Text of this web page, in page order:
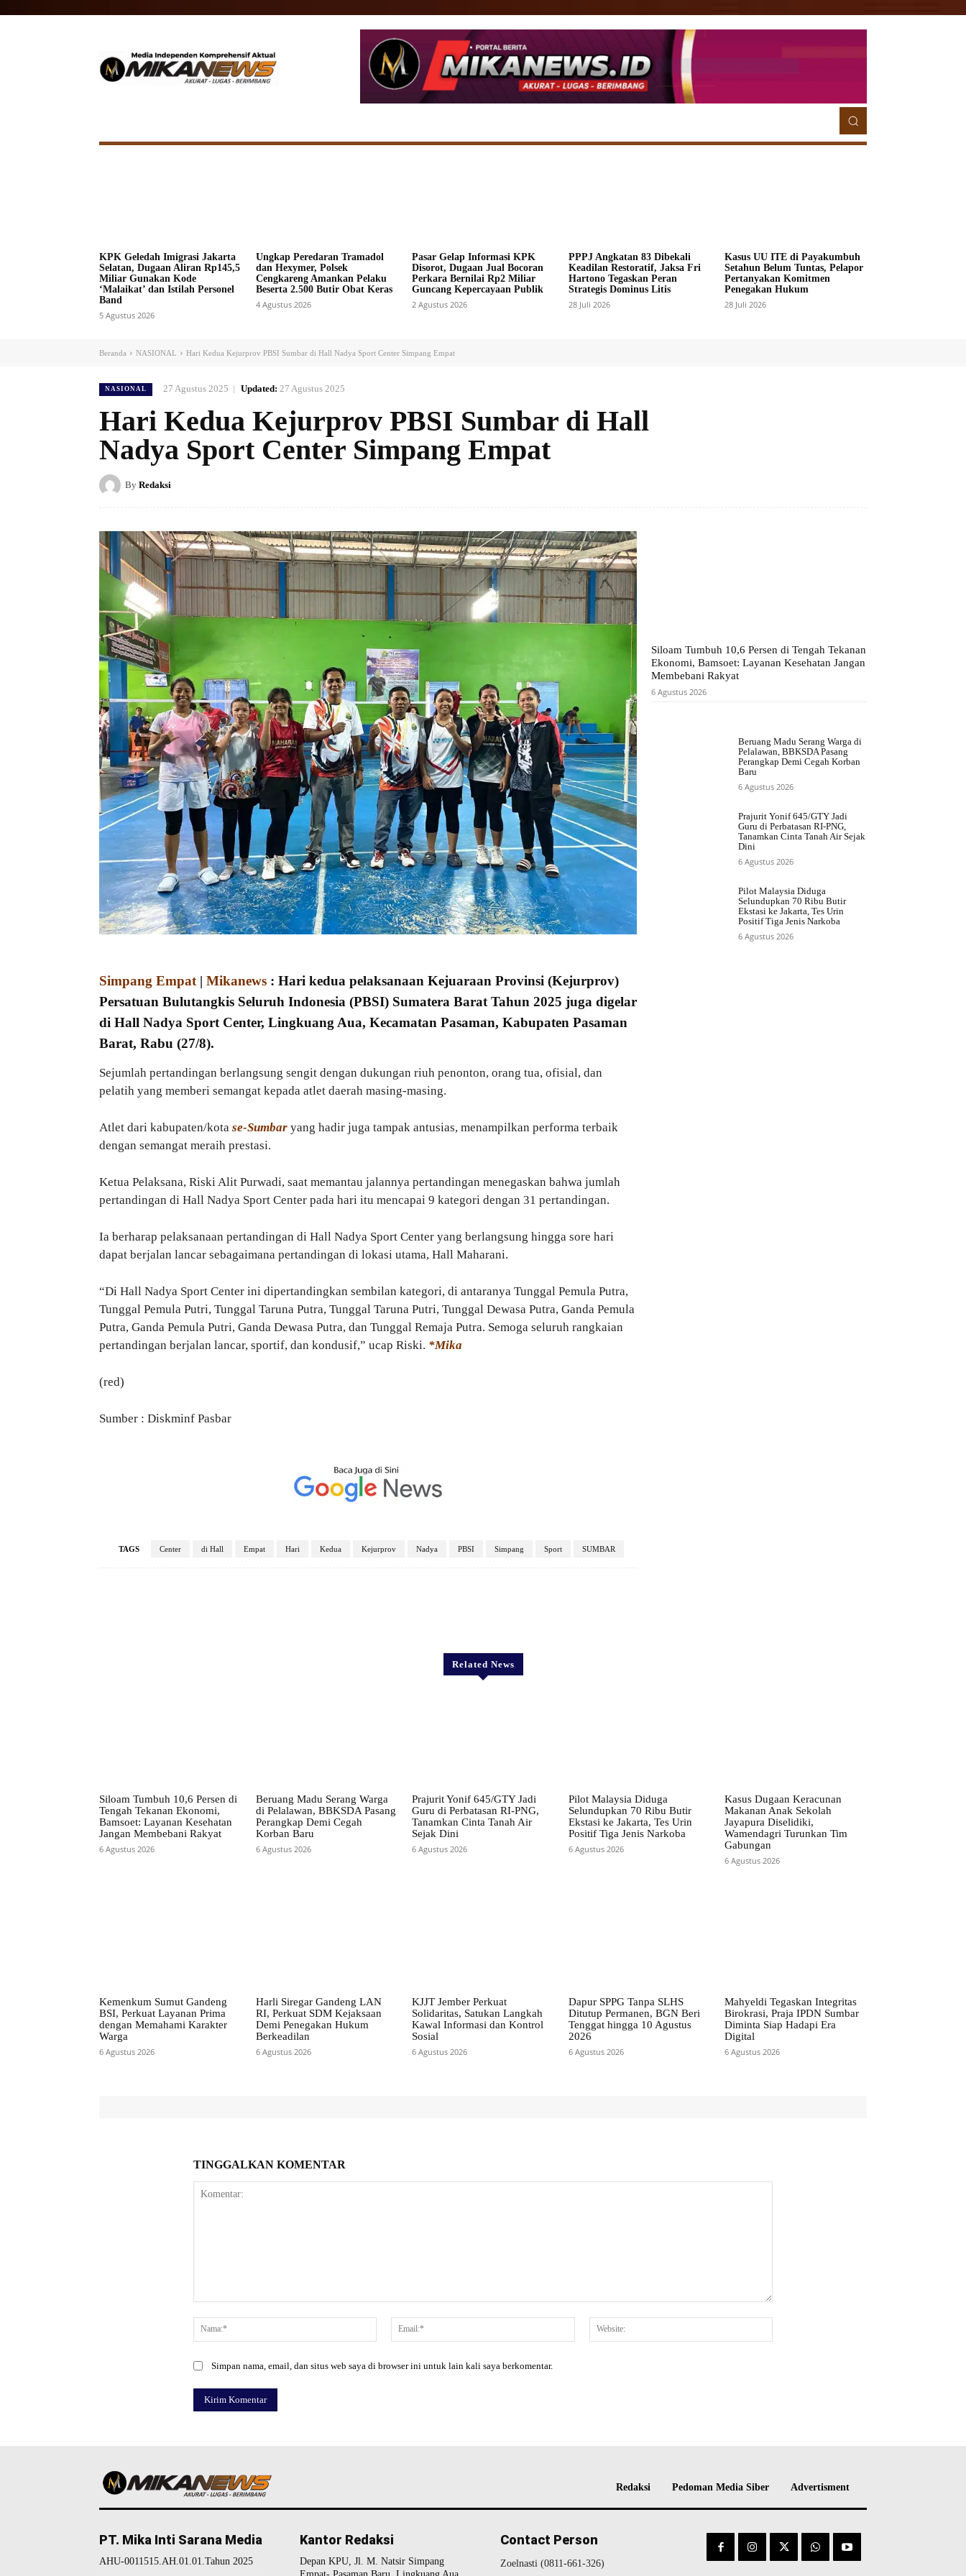
KPK Geledah Imigrasi Jakarta
Selatan, Dugaan Aliran Rp145,5
Miliar Gunakan Kode
‘Malaikat’ dan Istilah Personel
Band
5 Agustus 2026
Ungkap Peredaran Tramadol
dan Hexymer, Polsek
Cengkareng Amankan Pelaku
Beserta 2.500 Butir Obat Keras
4 Agustus 2026
Pasar Gelap Informasi KPK
Disorot, Dugaan Jual Bocoran
Perkara Bernilai Rp2 Miliar
Guncang Kepercayaan Publik
2 Agustus 2026
PPPJ Angkatan 83 Dibekali
Keadilan Restoratif, Jaksa Fri
Hartono Tegaskan Peran
Strategis Dominus Litis
28 Juli 2026
Kasus UU ITE di Payakumbuh
Setahun Belum Tuntas, Pelapor
Pertanyakan Komitmen
Penegakan Hukum
28 Juli 2026
Beranda NASIONAL Hari Kedua Kejurprov PBSI Sumbar di Hall Nadya Sport Center Simpang Empat
NASIONAL 27 Agustus 2025 Updated: 27 Agustus 2025
Hari Kedua Kejurprov PBSI Sumbar di Hall
Nadya Sport Center Simpang Empat
By Redaksi
Simpang Empat | Mikanews : Hari kedua pelaksanaan Kejuaraan Provinsi (Kejurprov)
Persatuan Bulutangkis Seluruh Indonesia (PBSI) Sumatera Barat Tahun 2025 juga digelar
di Hall Nadya Sport Center, Lingkuang Aua, Kecamatan Pasaman, Kabupaten Pasaman
Barat, Rabu (27/8).
Sejumlah pertandingan berlangsung sengit dengan dukungan riuh penonton, orang tua, ofisial, dan
pelatih yang memberi semangat kepada atlet daerah masing-masing.
Atlet dari kabupaten/kota se-Sumbar yang hadir juga tampak antusias, menampilkan performa terbaik
dengan semangat meraih prestasi.
Ketua Pelaksana, Riski Alit Purwadi, saat memantau jalannya pertandingan menegaskan bahwa jumlah
pertandingan di Hall Nadya Sport Center pada hari itu mencapai 9 kategori dengan 31 pertandingan.
Ia berharap pelaksanaan pertandingan di Hall Nadya Sport Center yang berlangsung hingga sore hari
dapat berjalan lancar sebagaimana pertandingan di lokasi utama, Hall Maharani.
“Di Hall Nadya Sport Center ini dipertandingkan sembilan kategori, di antaranya Tunggal Pemula Putra,
Tunggal Pemula Putri, Tunggal Taruna Putra, Tunggal Taruna Putri, Tunggal Dewasa Putra, Ganda Pemula
Putra, Ganda Pemula Putri, Ganda Dewasa Putra, dan Tunggal Remaja Putra. Semoga seluruh rangkaian
pertandingan berjalan lancar, sportif, dan kondusif,” ucap Riski. *Mika
(red)
Sumber : Diskminf Pasbar
TAGS Center di Hall Empat Hari Kedua Kejurprov Nadya PBSI Simpang Sport SUMBAR
Siloam Tumbuh 10,6 Persen di Tengah Tekanan
Ekonomi, Bamsoet: Layanan Kesehatan Jangan
Membebani Rakyat
6 Agustus 2026
Beruang Madu Serang Warga di
Pelalawan, BBKSDA Pasang
Perangkap Demi Cegah Korban
Baru
6 Agustus 2026
Prajurit Yonif 645/GTY Jadi
Guru di Perbatasan RI-PNG,
Tanamkan Cinta Tanah Air Sejak
Dini
6 Agustus 2026
Pilot Malaysia Diduga
Selundupkan 70 Ribu Butir
Ekstasi ke Jakarta, Tes Urin
Positif Tiga Jenis Narkoba
6 Agustus 2026
Related News
Siloam Tumbuh 10,6 Persen di
Tengah Tekanan Ekonomi,
Bamsoet: Layanan Kesehatan
Jangan Membebani Rakyat
6 Agustus 2026
Beruang Madu Serang Warga
di Pelalawan, BBKSDA Pasang
Perangkap Demi Cegah
Korban Baru
6 Agustus 2026
Prajurit Yonif 645/GTY Jadi
Guru di Perbatasan RI-PNG,
Tanamkan Cinta Tanah Air
Sejak Dini
6 Agustus 2026
Pilot Malaysia Diduga
Selundupkan 70 Ribu Butir
Ekstasi ke Jakarta, Tes Urin
Positif Tiga Jenis Narkoba
6 Agustus 2026
Kasus Dugaan Keracunan
Makanan Anak Sekolah
Jayapura Diselidiki,
Wamendagri Turunkan Tim
Gabungan
6 Agustus 2026
Kemenkum Sumut Gandeng
BSI, Perkuat Layanan Prima
dengan Memahami Karakter
Warga
6 Agustus 2026
Harli Siregar Gandeng LAN
RI, Perkuat SDM Kejaksaan
Demi Penegakan Hukum
Berkeadilan
6 Agustus 2026
KJJT Jember Perkuat
Solidaritas, Satukan Langkah
Kawal Informasi dan Kontrol
Sosial
6 Agustus 2026
Dapur SPPG Tanpa SLHS
Ditutup Permanen, BGN Beri
Tenggat hingga 10 Agustus
2026
6 Agustus 2026
Mahyeldi Tegaskan Integritas
Birokrasi, Praja IPDN Sumbar
Diminta Siap Hadapi Era
Digital
6 Agustus 2026
TINGGALKAN KOMENTAR
Nama:*
Email:*
Simpan nama, email, dan situs web saya di browser ini untuk lain kali saya berkomentar.
Redaksi Pedoman Media Siber Advertisment
PT. Mika Inti Sarana Media
AHU-0011515.AH.01.01.Tahun 2025
Kantor Redaksi
Depan KPU, Jl. M. Natsir Simpang
Contact Person
Zoelnasti (0811-661-326)